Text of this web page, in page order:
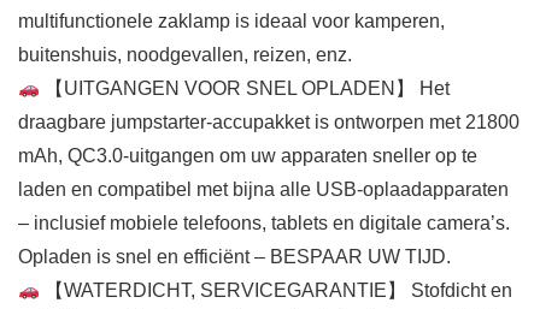
multifunctionele zaklamp is ideaal voor kamperen,
buitenshuis, noodgevallen, reizen, enz.
【UITGANGEN VOOR SNEL OPLADEN】 Het
draagbare jumpstarter-accupakket is ontworpen met 21800
mAh, QC3.0-uitgangen om uw apparaten sneller op te
laden en compatibel met bijna alle USB-oplaadapparaten
– inclusief mobiele telefoons, tablets en digitale camera’s.
Opladen is snel en efficiënt – BESPAAR UW TIJD.
【WATERDICHT, SERVICEGARANTIE】 Stofdicht en